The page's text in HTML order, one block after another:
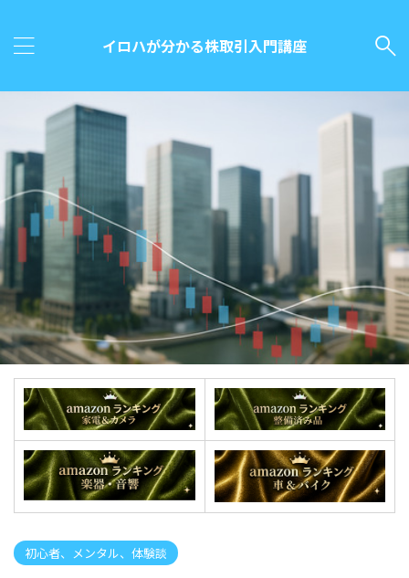
イロハが分かる株取引入門講座
初心者、メンタル、体験談